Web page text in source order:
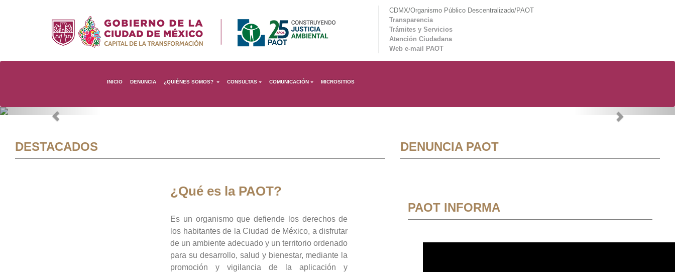
CDMX/Organismo Público Descentralizado/PAOT
Transparencia
Trámites y Servicios
Atención Ciudadana
Web e-mail PAOT
INICIO DENUNCIA ¿QUIÉNES SOMOS? CONSULTAS COMUNICACIÓN MICROSITIOS
Previous Next
DESTACADOS
¿Qué es la PAOT?
Es un organismo que defiende los derechos de
los habitantes de la Ciudad de México, a disfrutar
de un ambiente adecuado y un territorio ordenado
para su desarrollo, salud y bienestar, mediante la
promoción y vigilancia de la aplicación y
DENUNCIA PAOT
PAOT INFORMA